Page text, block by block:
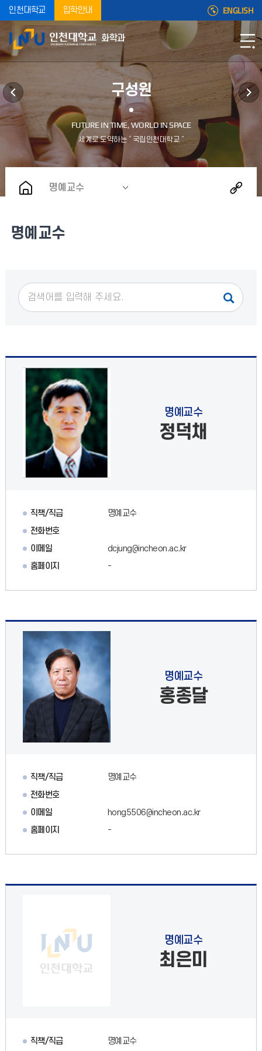
인천대학교 입학안내 ENGLISH
화학과
구성원
명예교수
명예교수
명예교수
정덕채
직책/직급
명예교수
전화번호
이메일
dcjung@incheon.ac.kr
홈페이지
-
명예교수
홍종달
직책/직급
명예교수
전화번호
이메일
hong5506@incheon.ac.kr
홈페이지
-
명예교수
최은미
직책/직급 명예교수